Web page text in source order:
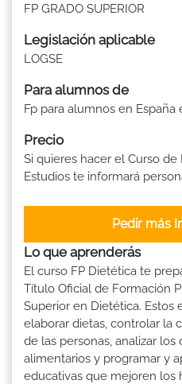
FP GRADO SUPERIOR
Legislación aplicable
LOGSE
Para alumnos de
Fp para alumnos en España
Precio
Si quieres hacer el Curso
Estudios te informará
Pedir más
Lo que aprenderás
El curso FP Dietética te
Título Oficial de Formación
Superior en Dietética. Estos
elaborar dietas, controlar la
de las personas, analizar
alimentarios y programar y
educativas que mejoren los